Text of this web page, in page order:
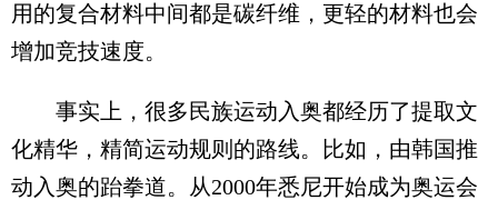
用的复合材料中间都是碳纤维，更轻的材料也会
增加竞技速度。
事实上，很多民族运动入奥都经历了提取文
化精华，精简运动规则的路线。比如，由韩国推
动入奥的跆拳道。从2000年悉尼开始成为奥运会